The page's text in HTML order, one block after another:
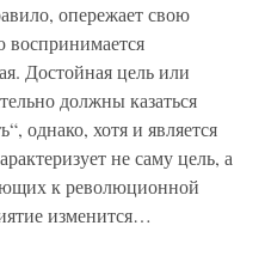
опережает свою
воспринимается
Достойная цель или
должны казаться
однако, хотя и является
не саму цель, а
к революционной
изменится…